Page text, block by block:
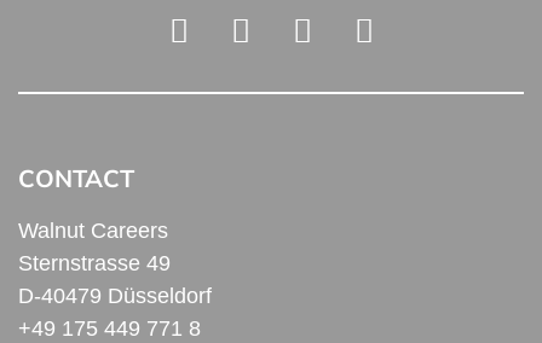
CONTACT
Walnut Careers
Sternstrasse 49
D-40479 Düsseldorf
+49 175 449 771 8